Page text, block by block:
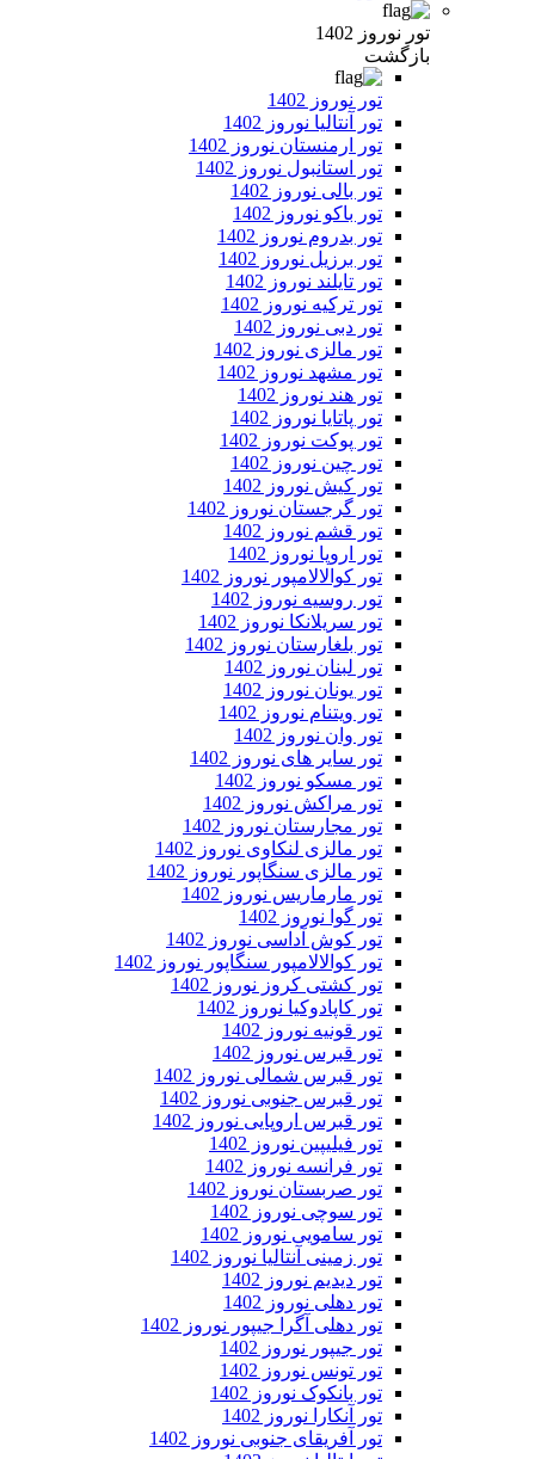
تور نوروز 1402
بازگشت
تور نوروز 1402
تور آنتالیا نوروز 1402
تور ارمنستان نوروز 1402
تور استانبول نوروز 1402
تور بالی نوروز 1402
تور باکو نوروز 1402
تور بدروم نوروز 1402
تور برزیل نوروز 1402
تور تایلند نوروز 1402
تور ترکیه نوروز 1402
تور دبی نوروز 1402
تور مالزی نوروز 1402
تور مشهد نوروز 1402
تور هند نوروز 1402
تور پاتایا نوروز 1402
تور پوکت نوروز 1402
تور چین نوروز 1402
تور کیش نوروز 1402
تور گرجستان نوروز 1402
تور قشم نوروز 1402
تور اروپا نوروز 1402
تور کوالالامپور نوروز 1402
تور روسیه نوروز 1402
تور سریلانکا نوروز 1402
تور بلغارستان نوروز 1402
تور لبنان نوروز 1402
تور یونان نوروز 1402
تور ویتنام نوروز 1402
تور وان نوروز 1402
تور سایر های نوروز 1402
تور مسکو نوروز 1402
تور مراکش نوروز 1402
تور مجارستان نوروز 1402
تور مالزی لنکاوی نوروز 1402
تور مالزی سنگاپور نوروز 1402
تور مارماریس نوروز 1402
تور گوا نوروز 1402
تور کوش آداسی نوروز 1402
تور کوالالامپور سنگاپور نوروز 1402
تور کشتی کروز نوروز 1402
تور کاپادوکیا نوروز 1402
تور قونیه نوروز 1402
تور قبرس نوروز 1402
تور قبرس شمالی نوروز 1402
تور قبرس جنوبی نوروز 1402
تور قبرس اروپایی نوروز 1402
تور فیلیپین نوروز 1402
تور فرانسه نوروز 1402
تور صربستان نوروز 1402
تور سوچی نوروز 1402
تور سامویی نوروز 1402
تور زمینی آنتالیا نوروز 1402
تور دیدیم نوروز 1402
تور دهلی نوروز 1402
تور دهلی آگرا جیپور نوروز 1402
تور جیپور نوروز 1402
تور تونس نوروز 1402
تور بانکوک نوروز 1402
تور آنکارا نوروز 1402
تور آفریقای جنوبی نوروز 1402